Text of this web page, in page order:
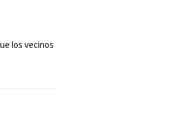
los vecinos